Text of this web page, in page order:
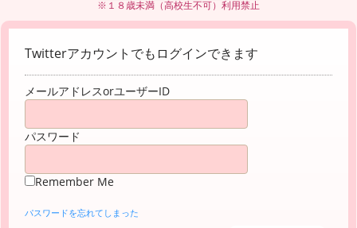
※１８歳未満（高校生不可）利用禁止
Twitterアカウントでもログインできます
メールアドレスorユーザーID
パスワード
Remember Me
パスワードを忘れてしまった